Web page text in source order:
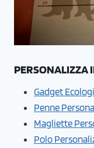
PERSONALIZZA
Gadget
Penne
Magliette
Polo